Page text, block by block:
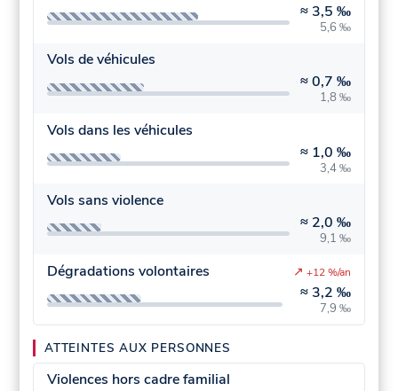
≈ 3,5 ‰
5,6 ‰
Vols de véhicules
≈0,7 ‰
1,8 ‰
Vols dans les véhicules
≈ 1,0 ‰
3,4 ‰
Vols sans violence
≈ 2,0 ‰
9,1 ‰
Dégradations volontaires
≈ 3,2 ‰
7,9 ‰
↗ +12 %/an
ATTEINTES AUX PERSONNES
Violences hors cadre familial